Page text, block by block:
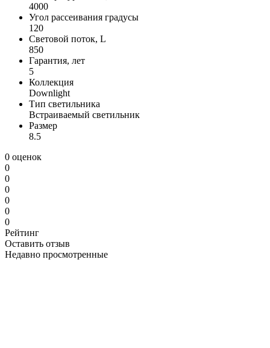
4000
Угол рассеивания градусы
120
Световой поток, L
850
Гарантия, лет
5
Коллекция
Downlight
Тип светильника
Встраиваемый светильник
Размер
8.5
0 оценок
0
0
0
0
0
0
Рейтинг
Оставить отзыв
Недавно просмотренные